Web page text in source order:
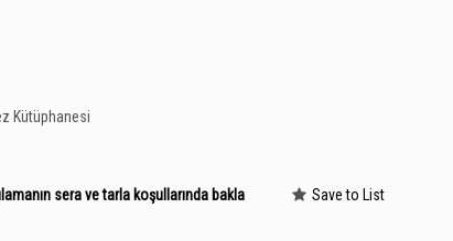
Kütüphanesi
sera ve tarla koşullarında bakla
Save to List